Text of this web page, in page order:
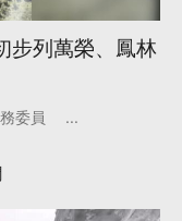
步列萬榮、鳳林
委員 ...